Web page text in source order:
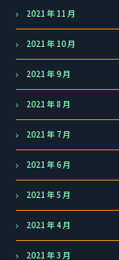
2021 年 11 月
2021 年 10 月
2021 年 9 月
2021 年 8 月
2021 年 7 月
2021 年 6 月
2021 年 5 月
2021 年 4 月
2021 年 3 月